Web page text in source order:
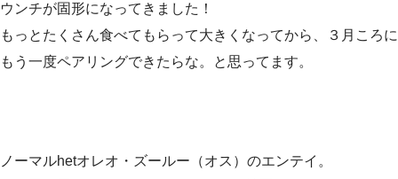
ウンチが固形になってきました！
もっとたくさん食べてもらって大きくなってから、３月ころに
もう一度ペアリングできたらな。と思ってます。
ノーマルhetオレオ・ズールー（オス）のエンテイ。